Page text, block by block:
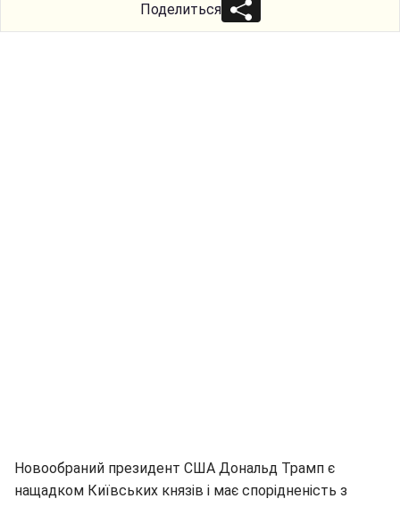
Поделиться
Новообраний президент США Дональд Трамп є
нащадком Київських князів і має спорідненість з